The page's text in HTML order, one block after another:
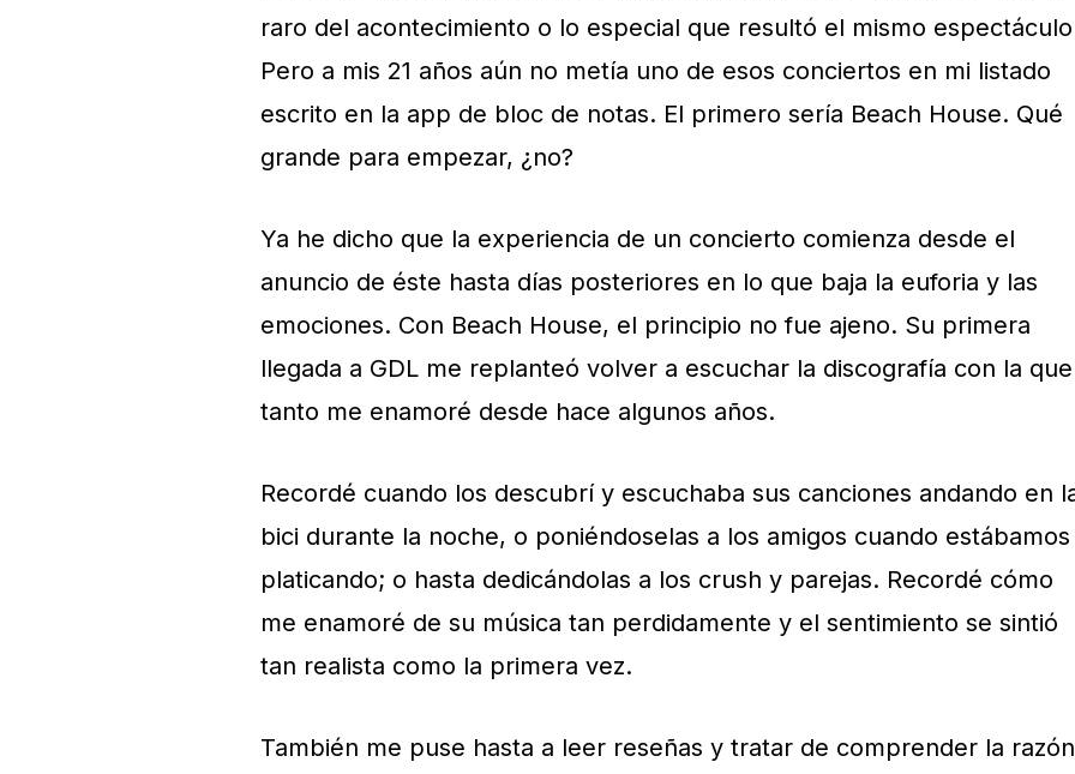
raro del acontecimiento o lo especial que resultó el mismo
Pero a mis 21 años aún no metía uno de esos conciertos en mi listado
escrito en la app de bloc de notas. El primero sería Beach House. Qué
grande para empezar, ¿no?
Ya he dicho que la experiencia de un concierto comienza desde el
anuncio de éste hasta días posteriores en lo que baja la euforia y las
emociones. Con Beach House, el principio no fue ajeno. Su primera
llegada a GDL me replanteó volver a escuchar la discografía con la que
tanto me enamoré desde hace algunos años.
Recordé cuando los descubrí y escuchaba sus canciones andando en
bici durante la noche, o poniéndoselas a los amigos cuando estábamos
platicando; o hasta dedicándolas a los crush y parejas. Recordé cómo
me enamoré de su música tan perdidamente y el sentimiento se sintió
tan realista como la primera vez.
También me puse hasta a leer reseñas y tratar de comprender la razón